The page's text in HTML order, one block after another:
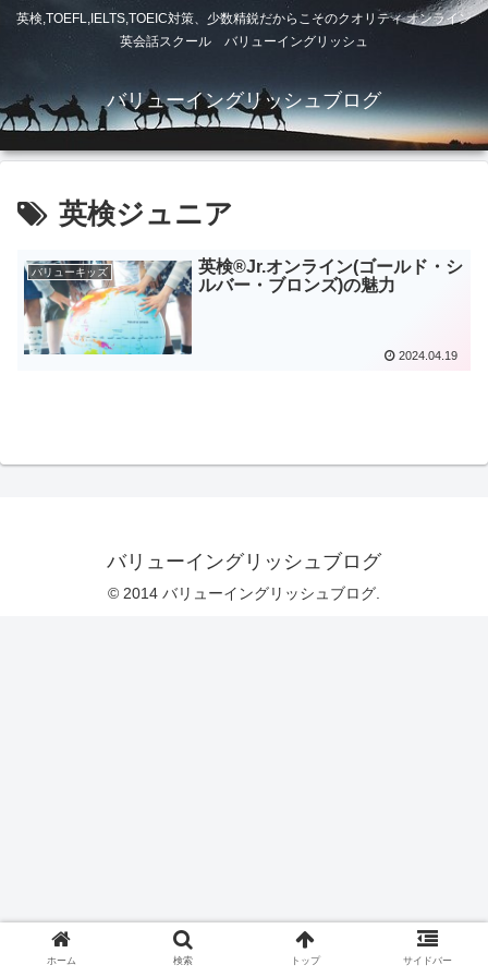
英検,TOEFL,IELTS,TOEIC対策、少数精鋭だからこそのクオリティ オンライン
英会話スクール バリューイングリッシュ
バリューイングリッシュブログ
英検ジュニア
バリューキッズ
英検®Jr.オンライン(ゴールド・シ
ルバー・ブロンズ)の魅力
2024.04.19
バリューイングリッシュブログ
© 2014 バリューイングリッシュブログ.
ホーム 検索 トップ サイドバー